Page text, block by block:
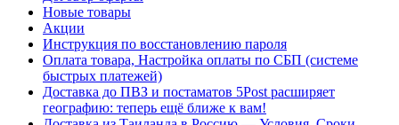
Новые товары
Акции
Инструкция по восстановлению пароля
Оплата товара, Настройка оплаты по СБП (системе
быстрых платежей)
Доставка до ПВЗ и постаматов 5Post расширяет
географию: теперь ещё ближе к вам!